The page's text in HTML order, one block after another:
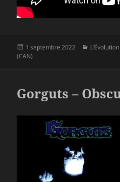
Publié
le
1 septembre 2022 Catégories
(CAN)
Gorguts –